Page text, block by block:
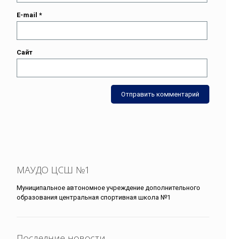
E-mail *
Сайт
МАУДО ЦСШ №1
Муниципальное автономное учреждение дополнительного
образования центральная спортивная школа №1